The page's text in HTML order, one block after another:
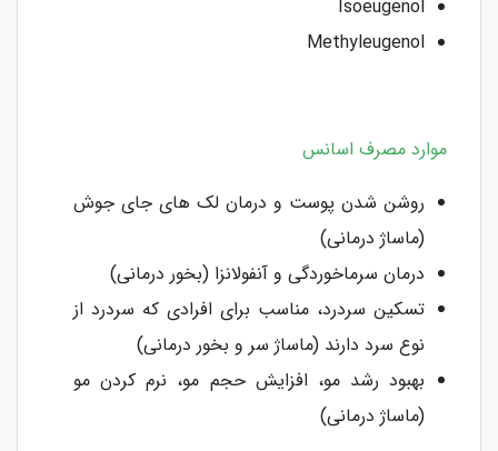
Isoeugenol
Methyleugenol
موارد مصرف اسانس
روشن شدن پوست و درمان لک های جای جوش
(ماساژ درمانی)
درمان سرماخوردگی و آنفولانزا (بخور درمانی)
تسکین سردرد، مناسب برای افرادی که سردرد از
نوع سرد دارند (ماساژ سر و بخور درمانی)
بهبود رشد مو، افزایش حجم مو، نرم کردن مو
(ماساژ درمانی)